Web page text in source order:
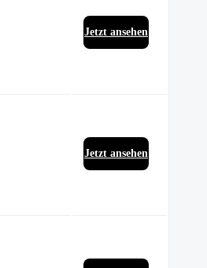
Jetzt ansehen
Jetzt ansehen